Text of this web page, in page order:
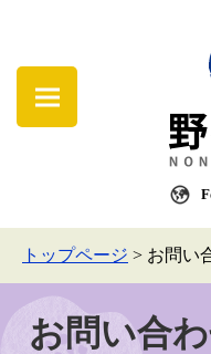
トップページ > お問い
お問い合